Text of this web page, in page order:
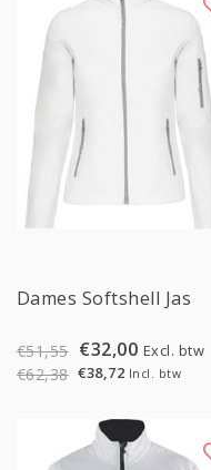
Dames Softshell Jas
€51,55 €32,00 Excl. btw
€62,38 €38,72 Incl. btw